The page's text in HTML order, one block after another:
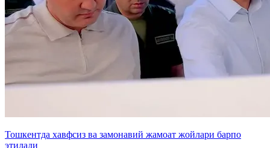
Тошкентда хавфсиз ва замонавий жамоат жойлари барпо
этилади